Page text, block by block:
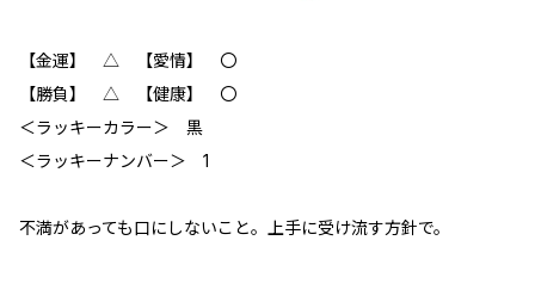
【金運】 △ 【愛情】 〇
【勝負】 △ 【健康】 〇
＜ラッキーカラー＞ 黒
＜ラッキーナンバー＞ 1
不満があっても口にしないこと。上手に受け流す方針で。